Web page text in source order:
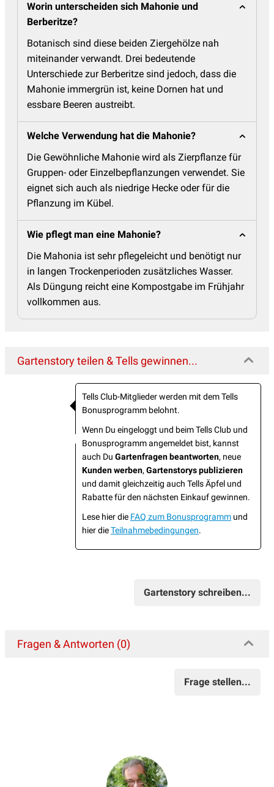
Worin unterscheiden sich Mahonie und
Berberitze?
Botanisch sind diese beiden Ziergehölze nah
miteinander verwandt. Drei bedeutende
Unterschiede zur Berberitze sind jedoch, dass die
Mahonie immergrün ist, keine Dornen hat und
essbare Beeren austreibt.
Welche Verwendung hat die Mahonie?
Die Gewöhnliche Mahonie wird als Zierpflanze für
Gruppen- oder Einzelbepflanzungen verwendet. Sie
eignet sich auch als niedrige Hecke oder für die
Pflanzung im Kübel.
Wie pflegt man eine Mahonie?
Die Mahonia ist sehr pflegeleicht und benötigt nur
in langen Trockenperioden zusätzliches Wasser.
Als Düngung reicht eine Kompostgabe im Frühjahr
vollkommen aus.
Gartenstory teilen & Tells gewinnen...
Tells Club-Mitglieder werden mit dem Tells
Bonusprogramm belohnt.
Wenn Du eingeloggt und beim Tells Club und
Bonusprogramm angemeldet bist, kannst
auch Du Gartenfragen beantworten, neue
Kunden werben, Gartenstorys publizieren
und damit gleichzeitig auch Tells Äpfel und
Rabatte für den nächsten Einkauf gewinnen.
Lese hier die FAQ zum Bonusprogramm und
hier dieTeilnahmebedingungen.
Gartenstory schreiben...
Fragen & Antworten (0)
Frage stellen...